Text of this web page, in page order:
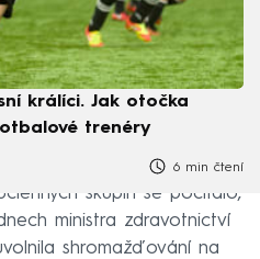
králíci. Jak otočka
trenéry
6 min čtení
skupin se počítalo,
ministra zdravotnictví
shromažďování na